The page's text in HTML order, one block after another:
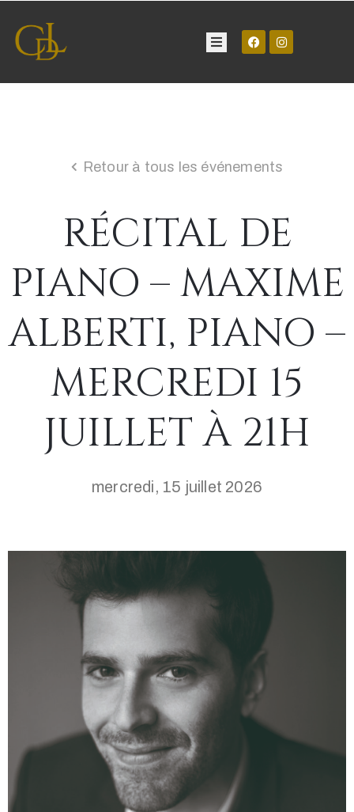
Manifestations
Contact
Retour à tous les événements
RÉCITAL DE
PIANO – MAXIME
ALBERTI, PIANO –
MERCREDI 15
JUILLET À 21H
mercredi, 15 juillet 2026